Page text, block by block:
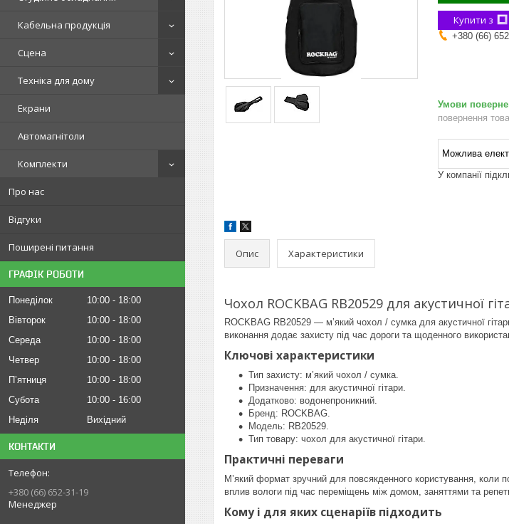
Кабельна продукція
Сцена
Техніка для дому
Екрани
Автомагнітоли
Комплекти
Про нас
Відгуки
Поширені питання
ГРАФІК РОБОТИ
Понеділок 10:00
18:00
Вівторок
10:00
18:00
Середа
10:00
18:00
Четвер
10:00
18:00
Пʼятниця
10:00
18:00
Субота
10:00
16:00
Неділя
Вихідний
КОНТАКТИ
+380 (66) 652-31-19
Менеджер
Купити з
+380 (66)
повернення
У компанії
Опис Характеристики
Чохол ROCKBAG RB20529 для акустичної
ROCKBAG RB20529 — м’який чохол / сумка для акустичної
виконання додає захисту під час дороги та щоденного
Ключові характеристики
Тип захисту: м’який чохол / сумка.
Призначення: для акустичної гітари.
Додатково: водонепроникний.
Бренд: ROCKBAG.
Модель: RB20529.
Тип товару: чохол для акустичної гітари.
Практичні переваги
М’який формат зручний для повсякденного користування, коли
вплив вологи під час переміщень між домом, заняттями та
Кому і для яких сценаріїв підходить